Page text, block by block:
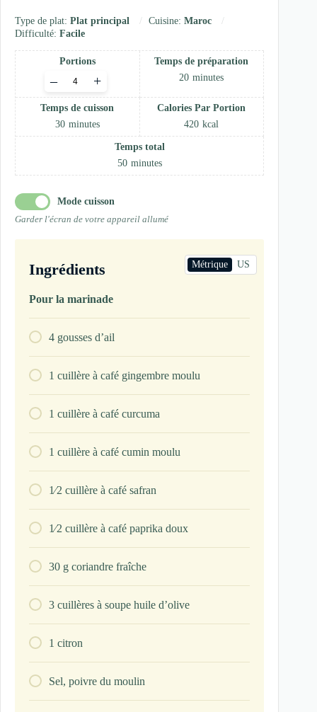
Type de plat: Plat principal Cuisine: Maroc
Difficulté: Facile
Portions
Adjust+
–
Temps de préparation
20 minutes
Temps de cuisson
30 minutes
Calories Par Portion
420 kcal
Temps total
50 minutes
Mode cuisson
Garder l'écran de votre appareil allumé
Ingrédients Métrique US
Pour la marinade
4 gousses d’ail
1 cuillère à café gingembre moulu
1 cuillère à café curcuma
1 cuillère à café cumin moulu
1⁄2 cuillère à café safran
1⁄2 cuillère à café paprika doux
30 g coriandre fraîche
3 cuillères à soupe huile d’olive
1 citron
Sel, poivre du moulin